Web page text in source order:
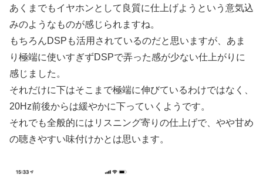
あくまでもイヤホンとして良質に仕上げようという意気込
みのようなものが感じられますね。
もちろんDSPも活用されているのだと思いますが、あま
り極端に使いすぎずDSPで弄った感が少ない仕上がりに
感じました。
それだけに下はそこまで極端に伸びているわけではなく、
20Hz前後からは緩やかに下っていくようです。
それでも全般的にはリスニング寄りの仕上げで、やや甘め
の聴きやすい味付けかとは思います。